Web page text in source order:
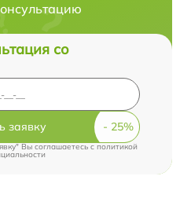
со
заявку
Вы соглашаетесь cполитикой